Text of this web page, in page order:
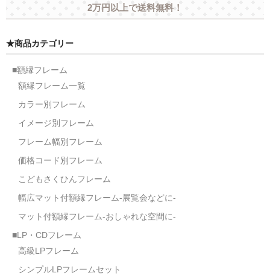
FAX専用ご注文用紙
メンバー
カート
For overseas customers
会社案内
サイトマップ
2万円以上で送料無料！
★商品カテゴリー
■額縁フレーム
額縁フレーム一覧
カラー別フレーム
イメージ別フレーム
フレーム幅別フレーム
価格コード別フレーム
こどもさくひんフレーム
幅広マット付額縁フレーム-展覧会などに-
マット付額縁フレーム-おしゃれな空間に-
■LP・CDフレーム
高級LPフレーム
シンプルLPフレームセット